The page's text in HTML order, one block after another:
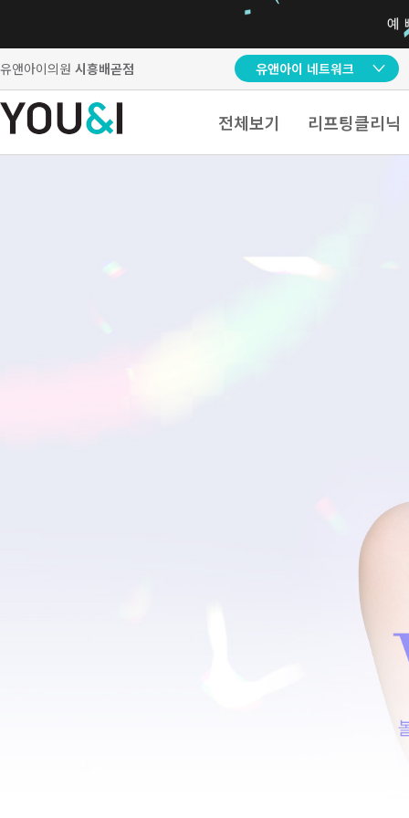
유앤아이의원 시흥배곧점 유앤아이 네트워크
전체보기 리프팅클리닉